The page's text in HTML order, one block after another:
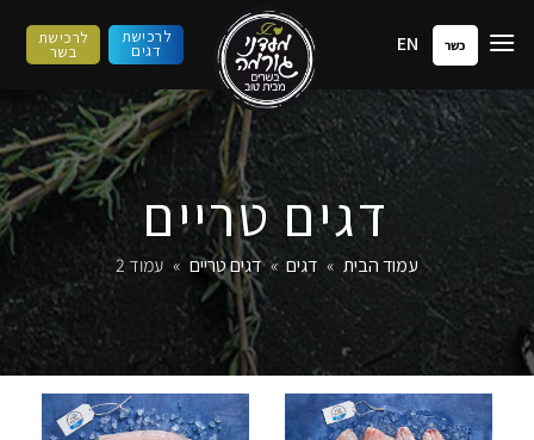
לתוכן
כשר EN לרכישת
דגים
לרכישת
בשר
דגים טריים
עמוד הבית » דגים » דגים טריים » עמוד 2